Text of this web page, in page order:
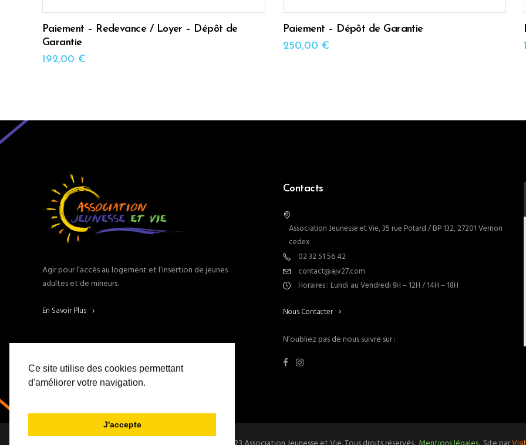
Ce site utilise des cookies permettant
d'améliorer votre navigation.
J'accepte
Paiement – Redevance / Loyer – Dépôt de
Garantie
192,00 €
Paiement – Dépôt de Garantie
250,00 €
Agir pour l’accès au logement et l’insertion de jeunes
adultes et de mineurs.
En Savoir Plus
Contacts
Association Jeunesse et Vie, 35 rue Potard / BP 132, 27201 Vernon
cedex
02 32 51 56 42
contact@ajv27.com
Horaires : Lundi au Vendredi 9H – 12H / 14H – 18H
Nous Contacter
N’oubliez pas de nous suivre sur :